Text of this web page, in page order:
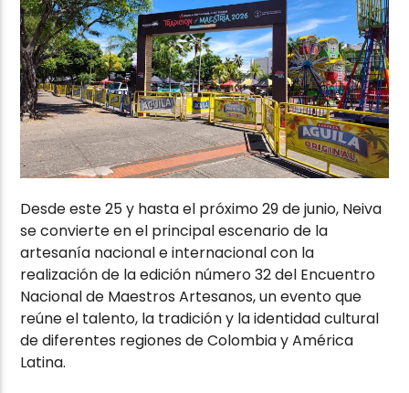
Desde este 25 y hasta el próximo 29 de junio, Neiva
se convierte en el principal escenario de la
artesanía nacional e internacional con la
realización de la edición número 32 del Encuentro
Nacional de Maestros Artesanos, un evento que
reúne el talento, la tradición y la identidad cultural
de diferentes regiones de Colombia y América
Latina.